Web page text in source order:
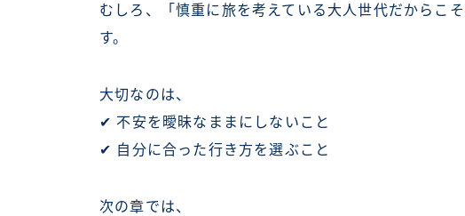
むしろ、「慎重に旅を考えている大人世代だからこ
す。
大切なのは、
✔ 不安を曖昧なままにしないこと
✔ 自分に合った行き方を選ぶこと
次の章では、